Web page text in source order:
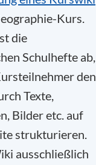
Kurs.
die
Schulhefte ab,
den
Texte,
Bilder etc. auf
strukturieren.
ausschließlich